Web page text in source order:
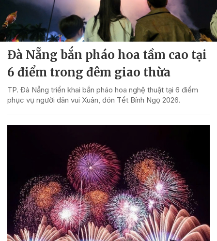
Đà Nẵng bắn pháo hoa tầm cao tại
6 điểm trong đêm giao thừa
TP. Đà Nẵng triển khai bắn pháo hoa nghệ thuật tại 6 điểm
phục vụ người dân vui Xuân, đón Tết Bính Ngọ 2026.